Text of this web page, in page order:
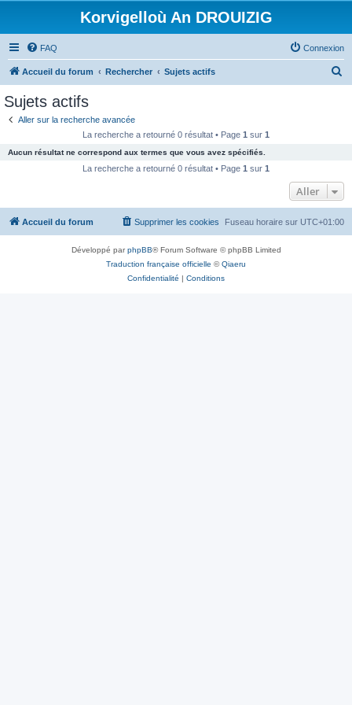
Korvigelloù An DROUIZIG
FAQ Connexion
Accueil du forum Rechercher Sujets actifs
c
e
Sujets actifs
Aller sur la recherche avancée
La recherche a retourné 0 résultat • Page 1 sur 1
Aucun résultat ne correspond aux termes que vous avez spécifiés.
La recherche a retourné 0 résultat • Page 1 sur 1
Aller
Accueil du forum Fuseau horaire sur UTC+01:00
Supprimer les cookies
Développé parphpBB® Forum Software © phpBB Limited
Traduction française officielle ©Qiaeru
Confidentialité | Conditions